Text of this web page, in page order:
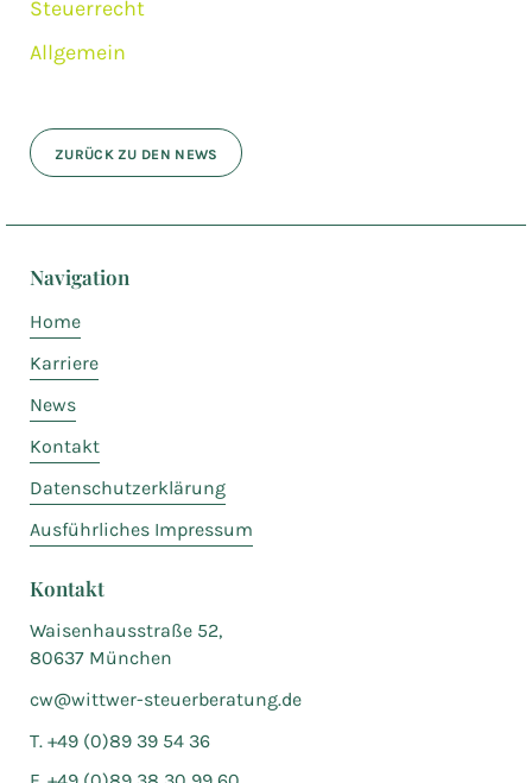
Steuerrecht
Allgemein
ZURÜCK ZU DEN NEWS
Navigation
Home
Karriere
News
Kontakt
Datenschutzerklärung
Ausführliches Impressum
Kontakt
Waisenhausstraße 52,
80637 München
cw@wittwer-steuerberatung.de
T. +49 (0)89 39 54 36